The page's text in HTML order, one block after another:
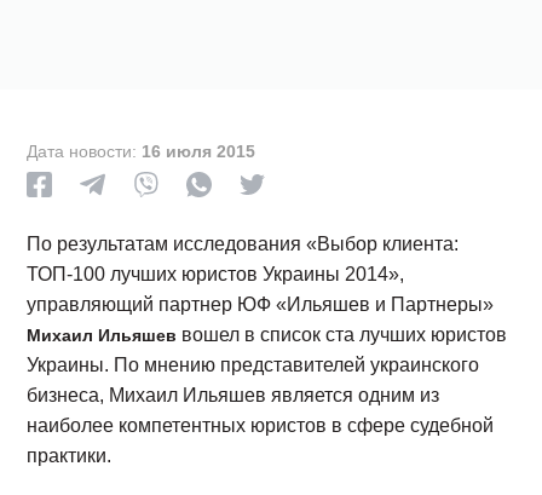
Дата новости: 16 июля 2015
По результатам исследования «Выбор клиента:
ТОП-100 лучших юристов Украины 2014»,
управляющий партнер ЮФ «Ильяшев и Партнеры»
Михаил Ильяшев вошел в список ста лучших юристов
Украины. По мнению представителей украинского
бизнеса, Михаил Ильяшев является одним из
наиболее компетентных юристов в сфере судебной
практики.